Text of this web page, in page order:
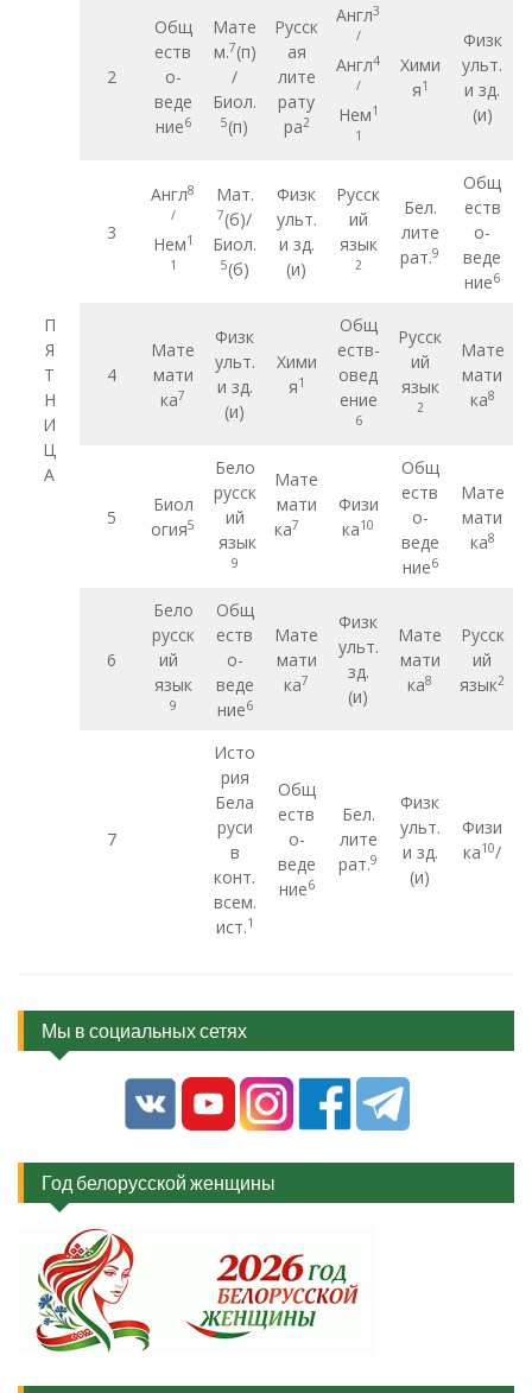
П
Я
Т
Н
И
Ц
А
2
Общ
еств
о-
веде
ние6
Мате
м.7(п)
/
Биол.
5(п)
Русск
ая
лите
рату
ра2
Англ3
/
Англ4
/
Нем1
1
Хими
я1
Физк
ульт.
и зд.
(и)
3
Англ8
/
Нем1
1
Мат.
7(б)/
Биол.
5(б)
Физк
ульт.
и зд.
(и)
Русск
ий
язык
2
Бел.
лите
рат.9
Общ
еств
о-
веде
ние6
4
Мате
мати
ка7
Физк
ульт.
и зд.
(и)
Хими
я1
Общ
еств-
овед
ение
6
Русск
ий
язык
2
Мате
мати
ка8
5
Биол
огия5
Бело
русск
ий
язык
9
Мате
мати
ка7
Физи
ка10
Общ
еств
о-
веде
ние6
Мате
мати
ка8
6
Бело
русск
ий
язык
9
Общ
еств
о-
веде
ние6
Мате
мати
ка7
Физк
ульт.
зд.
(и)
Мате
мати
ка8
Русск
ий
язык2
7
Исто
рия
Бела
руси
в
конт.
всем.
ист.1
Общ
еств
о-
веде
ние6
Бел.
лите
рат.9
Физк
ульт.
и зд.
(и)
Физи
ка10/
Мы в социальных сетях
Год белорусской женщины